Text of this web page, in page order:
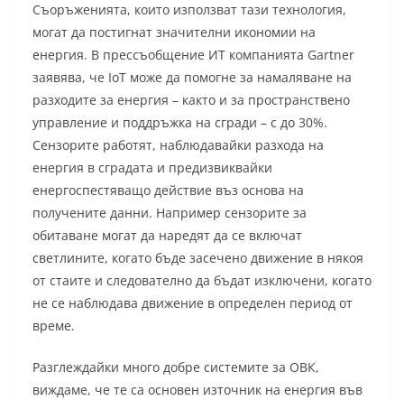
Съоръженията, които използват тази технология,
могат да постигнат значителни икономии на
енергия. В прессъобщение ИТ компанията Gartner
заявява, че IoT може да помогне за намаляване на
разходите за енергия – както и за пространствено
управление и поддръжка на сгради – с до 30%.
Сензорите работят, наблюдавайки разхода на
енергия в сградата и предизвиквайки
енергоспестяващо действие въз основа на
получените данни. Например сензорите за
обитаване могат да наредят да се включат
светлините, когато бъде засечено движение в някоя
от стаите и следователно да бъдат изключени, когато
не се наблюдава движение в определен период от
време.
Разглеждайки много добре системите за ОВК,
виждаме, че те са основен източник на енергия във